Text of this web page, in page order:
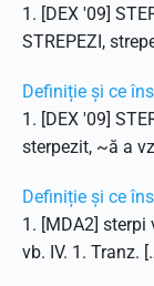
1. [DEX '09]
STREPEZI,
Definiție și ce
1. [DEX '09]
sterpezit, ~ă a
Definiție și ce
1. [MDA2] sterpi
vb. IV. 1. Tranz.